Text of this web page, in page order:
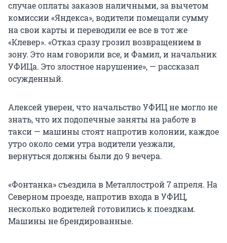
случае оплаты заказов наличными, за вычетом
комиссии «Яндекса», водители помещали сумму
на свои карты и переводили ее все в тот же
«Клевер». «Отказ сразу грозил возвращением в
зону. Это нам говорили все, и Фамил, и начальник
УФИЦа. Это злостное нарушение», — рассказал
осужденный.
Алексей уверен, что начальство УФИЦ не могло не
знать, что их подопечные заняты на работе в
такси — машины стоят напротив колонии, каждое
утро около семи утра водители уезжали,
вернуться должны были до 9 вечера.
«Фонтанка» съездила в Металлострой 7 апреля. На
Северном проезде, напротив входа в УФИЦ,
несколько водителей готовились к поездкам.
Машины не брендированные.